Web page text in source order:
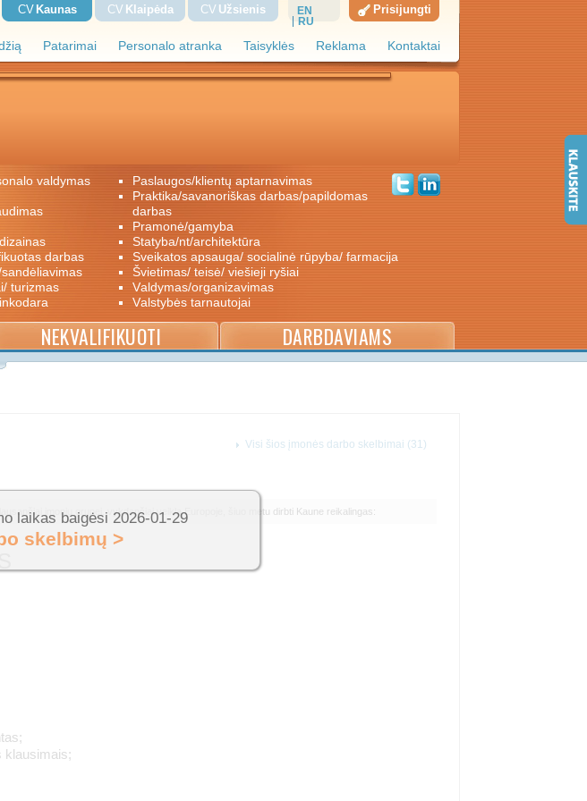
Patarimai Personalo atranka Taisyklės Reklama Kontaktai
CV Kaunas CV Klaipėda CV Užsienis
EN
RU
Prisijungti
valdymas
darbas
turizmas
paslaugos/klientų aptarnavimas
praktika/savanoriškas darbas/papildomas
darbas
pramonė/gamyba
statyba/nt/architektūra
sveikatos apsauga/ socialinė rūpyba/ farmacija
švietimas/ teisė/ viešieji ryšiai
valdymas/organizavimas
valstybės tarnautojai
NEKVALIFIKUOTI DARBDAVIAMS
įmonių grupei, vykdančiai veiklą Europoje, šiuo metu dirbti Kaune reikalingas:
klausimais;
Visi šios įmonės darbo skelbimai (31)
laikas baigėsi 2026-01-29
skelbimų >